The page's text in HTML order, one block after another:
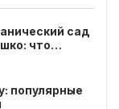
сад
что
популярные